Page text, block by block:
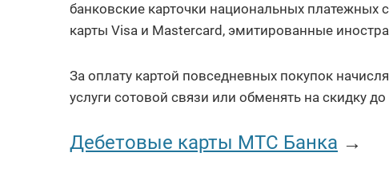
банковские карточки национальных платежных
карты Visa и Mastercard, эмитированные
За оплату картой повседневных покупок
услуги сотовой связи или обменять на скидку
Дебетовые карты МТС Банка →